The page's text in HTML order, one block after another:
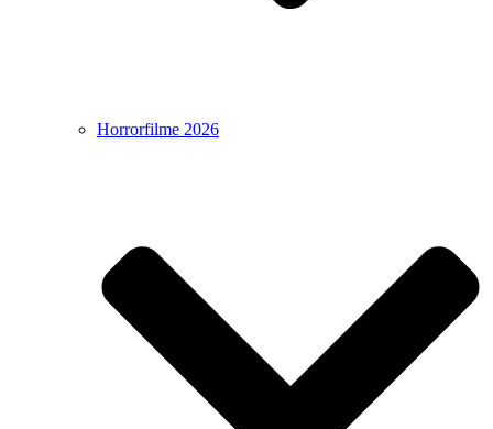
Horrorfilme 2026